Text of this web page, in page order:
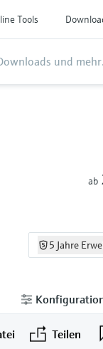
Tools
ab
5 Jahre
Teilen